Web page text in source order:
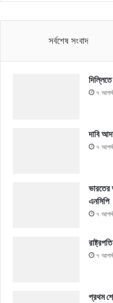
সর্বশেষ সংবাদ
৭
দাবি
৭
ভারতের
এনসিপি
৭
৭
প্রথম